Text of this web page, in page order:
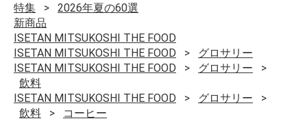
特集
2026年夏の60選
新商品
ISETAN MITSUKOSHI THE FOOD
ISETAN MITSUKOSHI THE FOOD
グロサリー
ISETAN MITSUKOSHI THE FOOD
グロサリー
飲料
ISETAN MITSUKOSHI THE FOOD
グロサリー
飲料
コーヒー